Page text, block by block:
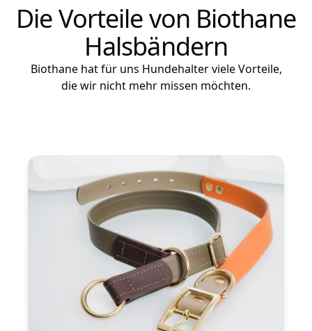
Die Vorteile von Biothane
Halsbändern
Biothane hat für uns Hundehalter viele Vorteile,
die wir nicht mehr missen möchten.